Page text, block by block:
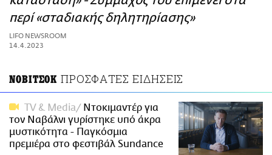
ΑΜΠΑ
PRINT
περί «σταδιακής δηλητηρίασης»
LIFO NEWSROOM
14.4.2023
ΝΟΒΙΤΣΟΚ ΠΡΟΣΦΑΤΕΣ ΕΙΔΗΣΕΙΣ
TV & Media
Ντοκιμαντέρ για
τον Ναβάλνι γυρίστηκε υπό άκρα
μυστικότητα - Παγκόσμια
πρεμιέρα στο φεστιβάλ Sundance